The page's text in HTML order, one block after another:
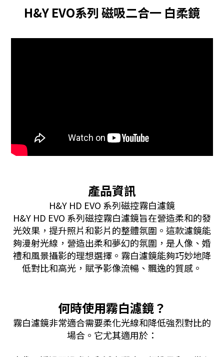
H&Y EVO系列 磁吸二合一 白柔鏡
產品資訊
H&Y HD EVO 系列磁控霧白濾鏡
H&Y HD EVO 系列磁控霧白濾鏡旨在營造柔和的發
光效果，提升照片和影片的整體氛圍。這款濾鏡能
夠漫射光線，營造出柔和夢幻的氛圍，是人像、婚
禮和風景攝影的理想選擇。霧白濾鏡能夠巧妙地降
低對比和高光，賦予影​​像流暢、飄逸的質感。
何時使用霧白濾鏡？
霧白濾鏡非常適合需要柔化光線和降低強烈對比的
場合。它尤其適用於：